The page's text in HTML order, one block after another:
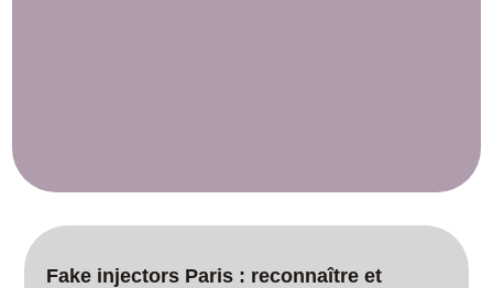
Fake injectors Paris : reconnaître et